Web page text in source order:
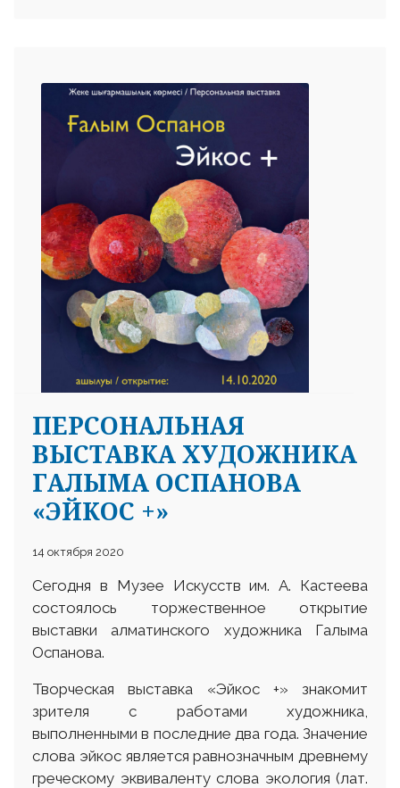
ПЕРСОНАЛЬНАЯ
ВЫСТАВКА ХУДОЖНИКА
ГАЛЫМА ОСПАНОВА
«ЭЙКОС +»
14 октября 2020
Сегодня в Музее Искусств им. А. Кастеева
состоялось торжественное открытие
выставки алматинского художника Галыма
Оспанова.
Творческая выставка «Эйкос +» знакомит
зрителя с работами художника,
выполненными в последние два года. Значение
слова эйкос является равнозначным древнему
греческому эквиваленту слова экология (лат.